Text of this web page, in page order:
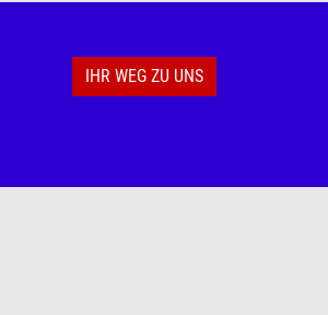
IHR WEG ZU UNS